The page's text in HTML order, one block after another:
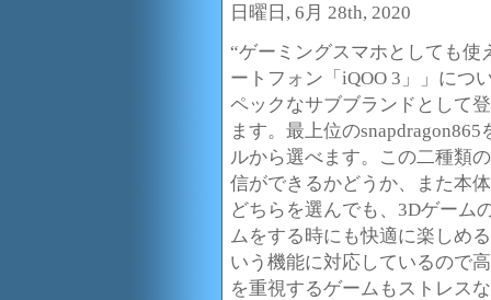
日曜日, 6月 28th, 2020
“ゲーミングスマホとしても
ートフォン「iQOO 3」」につ
ペックなサブブランドとして
ます。最上位の
ルから選べます。この二種類
信ができるかどうか、また本
どちらを選んでも、3Dゲーム
ムをする時にも快適に楽しめ
いう機能に対応しているので
を重視するゲームもストレス